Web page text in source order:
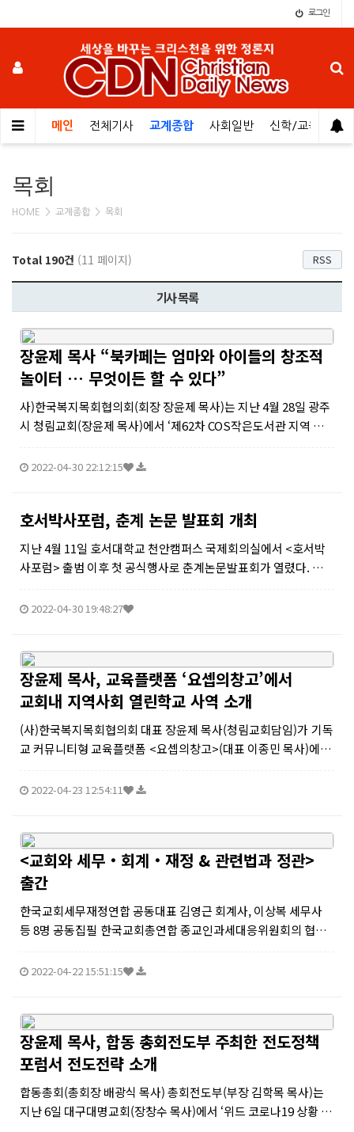
로그인
메인 전체기사 교계종합 사회일반 신학/교육 오
목회
HOME > 교계종합 > 목회
Total 190건 (11 페이지) RSS
기사 목록
장윤제 목사 “북카페는 엄마와 아이들의 창조적
놀이터 … 무엇이든 할 수 있다”
사)한국복지목회협의회(회장 장윤제 목사)는 지난 4월 28일 광주
시 청림교회(장윤제 목사)에서 ‘제62차 COS작은도서관 지역 사
에는 서울, 강원도, 세종시, 대전, 대구 등 전국에서 교회 부흥의 돌
2022-04-30 22:12:15
호서박사포럼, 춘계 논문 발표회 개최
지난 4월 11일 호서대학교 천안캠퍼스 국제회의실에서 <호서박
사포럼> 출범 이후 첫 공식행사로 춘계논문발표회가 열렸다. 코로
라인 방식으로 개최된 이번 행사는 여러 대학에서 뜨거운 관심과
2022-04-30 19:48:27
장윤제 목사, 교육플랫폼 ‘요셉의창고’에서
교회내 지역사회 열린학교 사역 소개
(사)한국복지목회협의회 대표 장윤제 목사(청림교회담임)가 기독
교 커뮤니티형 교육플랫폼 <요셉의창고>(대표 이종민 목사)에
회 열린학교(COS) 사역을 소개했다.&...
2022-04-23 12:54:11
<교회와 세무‧회계‧재정 & 관련법과 정관>
출간
한국교회세무재정연합 공동대표 김영근 회계사, 이상복 세무사
등 8명 공동집필 한국교회총연합 종교인과세대응위원회의 협력
영근, 이상복)은 영한세무법인과 함께 교회의 세무, 회계, 재정, 관
2022-04-22 15:51:15
장윤제 목사, 합동 총회전도부 주최한 전도정책
포럼서 전도전략 소개
합동총회(총회장 배광식 목사) 총회전도부(부장 김학목 목사)는
지난 6일 대구대명교회(장창수 목사)에서 ‘위드 코로나19 상황 속